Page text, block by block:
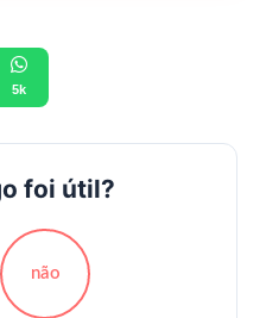
5k
foi útil?
não